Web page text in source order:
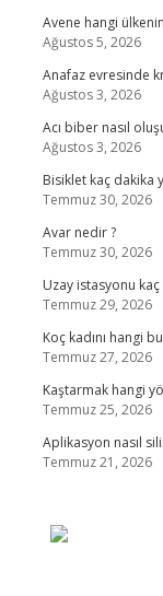
Avene hangi
Ağustos 5, 2026
Anafaz evresinde
Ağustos 3, 2026
Acı biber nasıl
Ağustos 3, 2026
Bisiklet kaç dakika
Temmuz 30, 2026
Avar nedir ?
Temmuz 30, 2026
Uzay istasyonu
Temmuz 29, 2026
Koç kadını hangi
Temmuz 27, 2026
Kaştarmak hangi
Temmuz 25, 2026
Aplikasyon nasıl
Temmuz 21, 2026